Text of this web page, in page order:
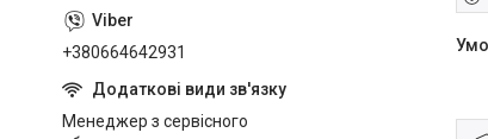
+380664642931
Менеджер з сервісного